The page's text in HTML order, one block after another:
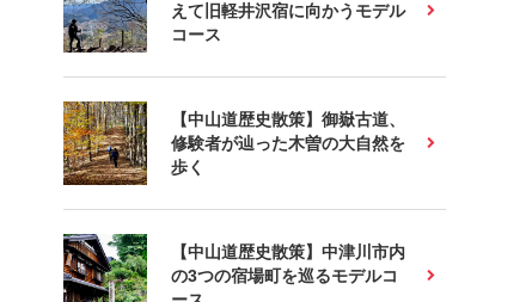
えて旧軽井沢宿に向かうモデル
コース
【中山道歴史散策】御嶽古道、
修験者が辿った木曽の大自然を
歩く
【中山道歴史散策】中津川市内
の3つの宿場町を巡るモデルコ